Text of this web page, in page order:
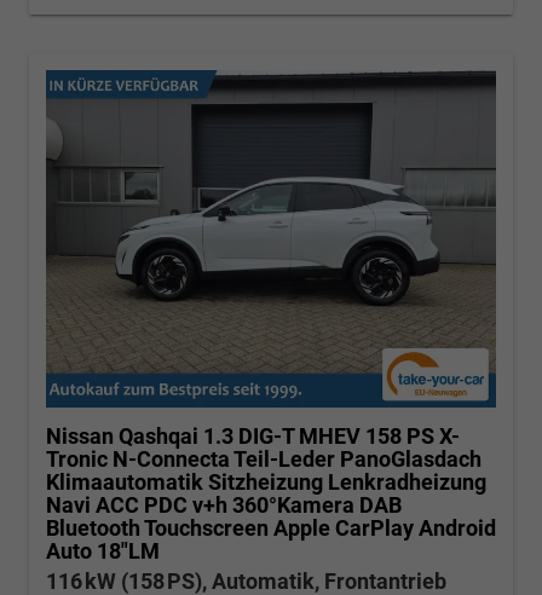
Nissan Qashqai 1.3 DIG-T MHEV 158 PS X-
Tronic N-Connecta Teil-Leder PanoGlasdach
Klimaautomatik Sitzheizung Lenkradheizung
Navi ACC PDC v+h 360°Kamera DAB
Bluetooth Touchscreen Apple CarPlay Android
Auto 18"LM
116 kW (158 PS), Automatik, Frontantrieb